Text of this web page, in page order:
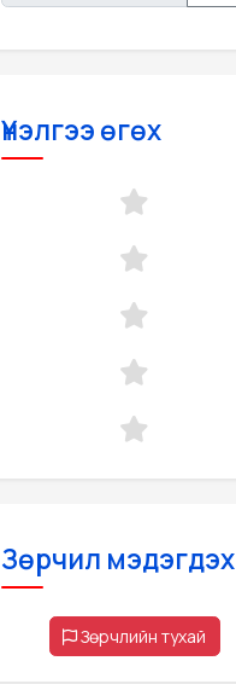
Үнэлгээ өгөх
Зөрчил мэдэгдэх
Зөрчлийн тухай